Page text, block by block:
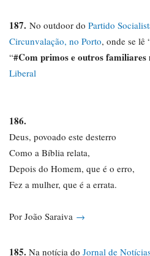
187. No outdoor do Partido
Circunvalação, no Porto, onde se lê
“#Com primos e outros familiares
Liberal
186.
Deus, povoado este desterro
Como a Bíblia relata,
Depois do Homem, que é o erro,
Fez a mulher, que é a errata.
Por João Saraiva →
185. Na notícia do Jornal de